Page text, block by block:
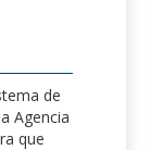
de
Agencia
que